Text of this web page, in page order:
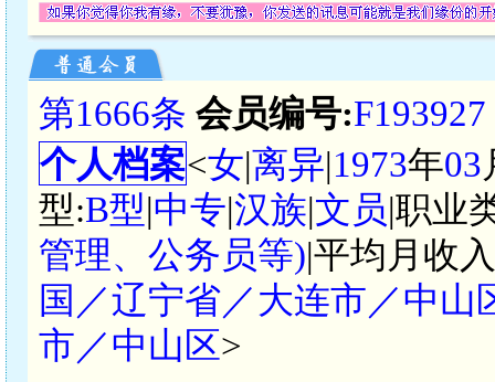
第1666条 会员编号:F193927
个人档案<女|离异|1973年03
型:B型|中专|汉族|文员|职业
管理、公务员等)|平均月收
国／辽宁省／大连市／中山
市／中山区>